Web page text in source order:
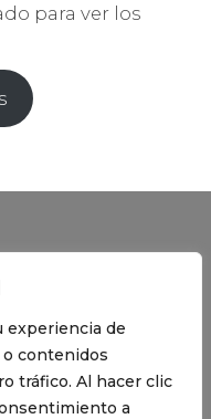
experiencia de
contenidos
tráfico. Al hacer clic
a
para ver los